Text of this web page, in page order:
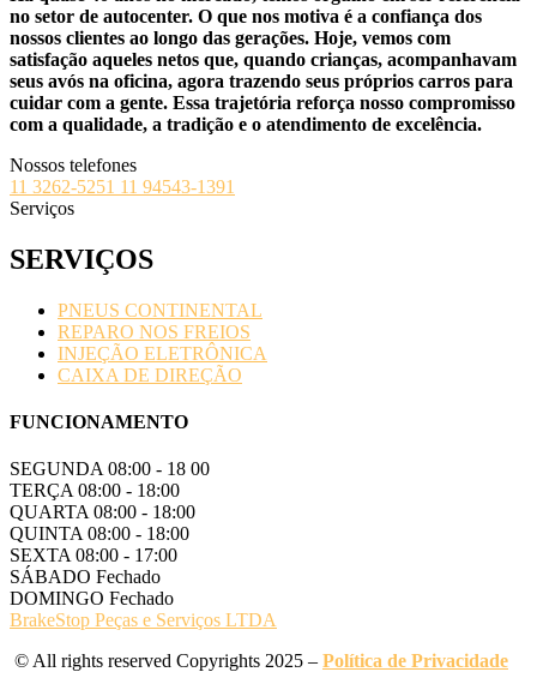
no setor de autocenter. O que nos motiva é a confiança dos
nossos clientes ao longo das gerações. Hoje, vemos com
satisfação aqueles netos que, quando crianças, acompanhavam
seus avós na oficina, agora trazendo seus próprios carros para
cuidar com a gente. Essa trajetória reforça nosso compromisso
com a qualidade, a tradição e o atendimento de excelência.
Nossos telefones
11 3262-5251 11 94543-1391
Serviços
SERVIÇOS
PNEUS CONTINENTAL
REPARO NOS FREIOS
INJEÇÃO ELETRÔNICA
CAIXA DE DIREÇÃO
FUNCIONAMENTO
SEGUNDA 08:00 - 18 00
TERÇA 08:00 - 18:00
QUARTA 08:00 - 18:00
QUINTA 08:00 - 18:00
SEXTA 08:00 - 17:00
SÁBADO Fechado
DOMINGO Fechado
BrakeStop Peças e Serviços LTDA
© All rights reserved Copyrights 2025 – Política de Privacidade